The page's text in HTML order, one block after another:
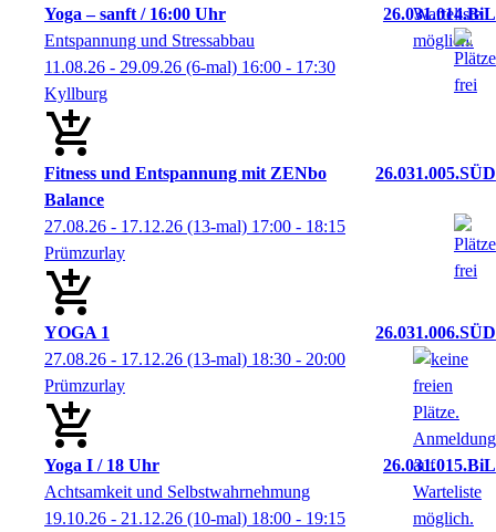
Yoga – sanft / 16:00 Uhr
26.031.014.BiL
Entspannung und Stressabbau
11.08.26 - 29.09.26 (6-mal) 16:00 - 17:30
Kyllburg
Fitness und Entspannung mit ZENbo
Balance
26.031.005.SÜD
27.08.26 - 17.12.26 (13-mal) 17:00 - 18:15
Prümzurlay
YOGA 1
26.031.006.SÜD
27.08.26 - 17.12.26 (13-mal) 18:30 - 20:00
Prümzurlay
Yoga I / 18 Uhr
26.031.015.BiL
Achtsamkeit und Selbstwahrnehmung
19.10.26 - 21.12.26 (10-mal) 18:00 - 19:15